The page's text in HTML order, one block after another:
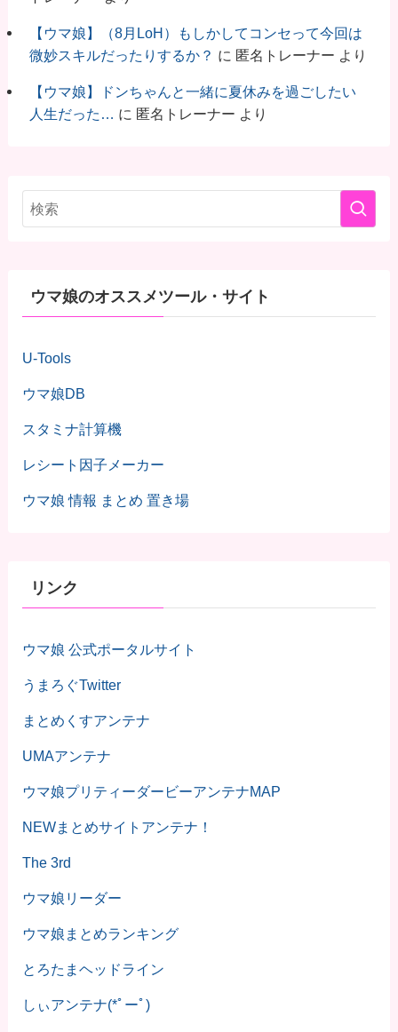
【ウマ娘】（8月LoH）もしかしてコンセって今回は
微妙スキルだったりするか？ に 匿名トレーナー より
【ウマ娘】ドンちゃんと一緒に夏休みを過ごしたい
人生だった… に 匿名トレーナー より
ウマ娘のオススメツール・サイト
U-Tools
ウマ娘DB
スタミナ計算機
レシート因子メーカー
ウマ娘 情報 まとめ 置き場
リンク
ウマ娘 公式ポータルサイト
うまろぐTwitter
まとめくすアンテナ
UMAアンテナ
ウマ娘プリティーダービーアンテナMAP
NEWまとめサイトアンテナ！
The 3rd
ウマ娘リーダー
ウマ娘まとめランキング
とろたまヘッドライン
しぃアンテナ(*ﾟーﾟ)